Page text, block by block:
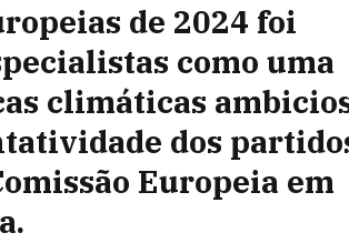
de 2024 foi
como uma
climáticas
dos
Europeia em